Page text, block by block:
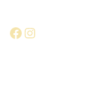
Facebook
Instagram